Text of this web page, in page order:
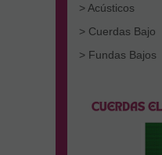
> Acústicos
> Cuerdas Bajo
> Fundas Bajos